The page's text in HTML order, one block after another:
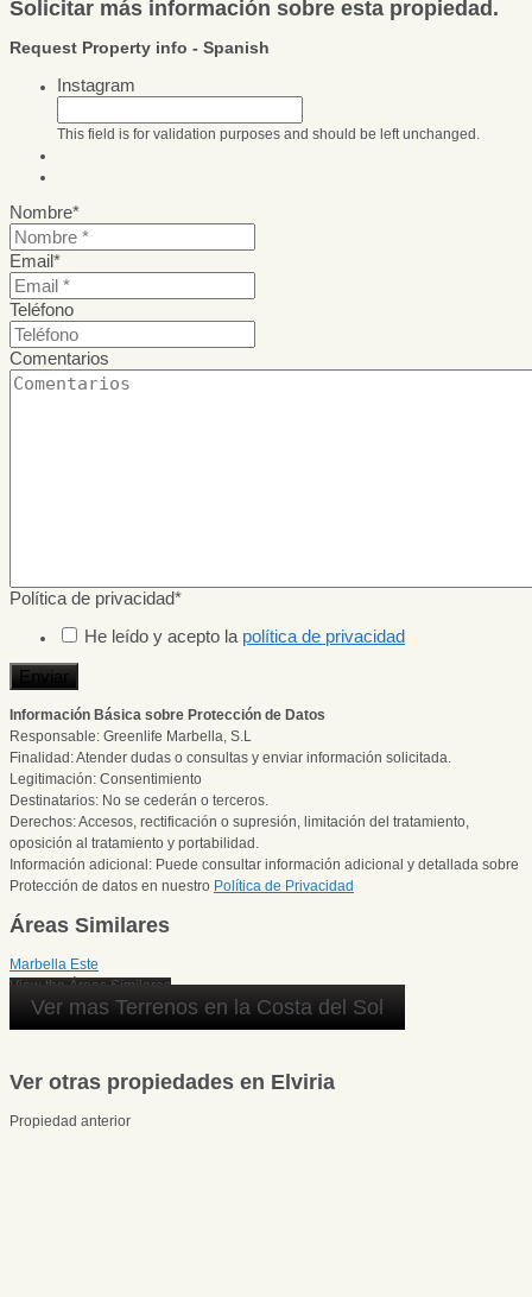
Solicitar más información sobre esta propiedad.
Request Property info - Spanish
Instagram
This field is for validation purposes and should be left unchanged.
Nombre*
Email*
Teléfono
Comentarios
Política de privacidad*
He leído y acepto la política de privacidad
Enviar
Información Básica sobre Protección de Datos
Responsable: Greenlife Marbella, S.L
Finalidad: Atender dudas o consultas y enviar información solicitada.
Legitimación: Consentimiento
Destinatarios: No se cederán o terceros.
Derechos: Accesos, rectificación o supresión, limitación del tratamiento,
oposición al tratamiento y portabilidad.
Información adicional: Puede consultar información adicional y detallada sobre
Protección de datos en nuestro Política de Privacidad
Áreas Similares
Marbella Este
View the Áreas Similares
Ver mas Terrenos en la Costa del Sol
Ver otras propiedades en Elviria
Propiedad anterior